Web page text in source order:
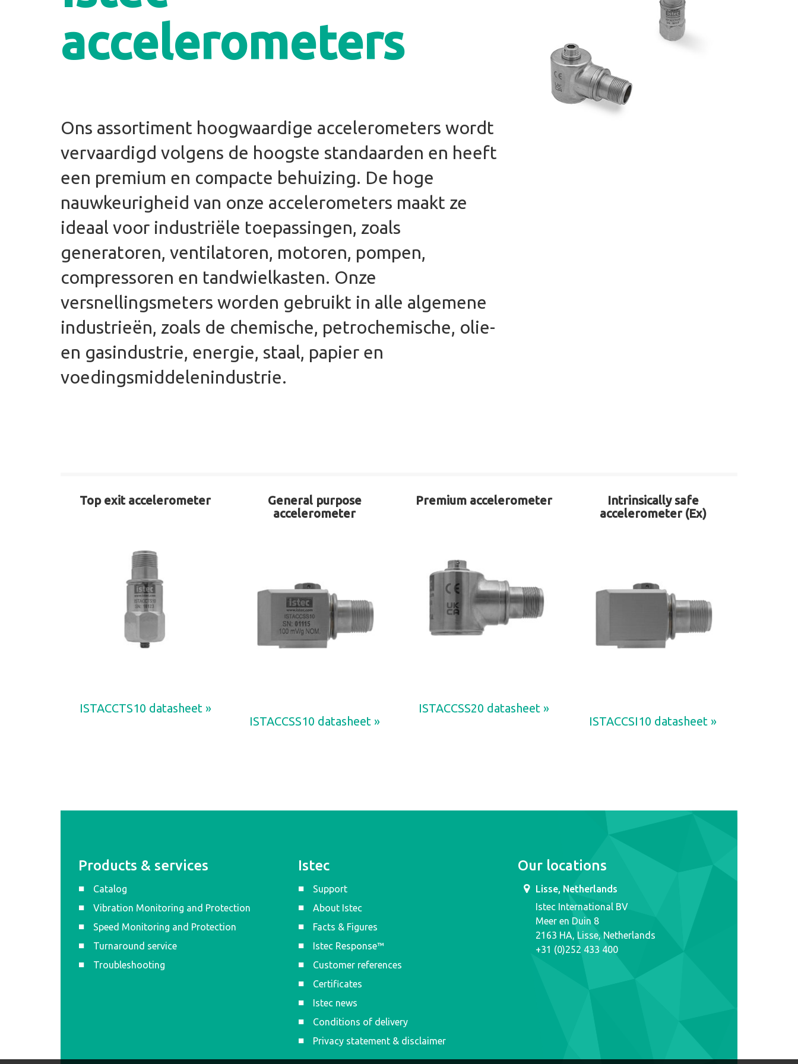
accelerometers
Ons assortiment hoogwaardige accelerometers wordt
vervaardigd volgens de hoogste standaarden en heeft
een premium en compacte behuizing. De hoge
nauwkeurigheid van onze accelerometers maakt ze
ideaal voor industriële toepassingen, zoals
generatoren, ventilatoren, motoren, pompen,
compressoren en tandwielkasten. Onze
versnellingsmeters worden gebruikt in alle algemene
industrieën, zoals de chemische, petrochemische, olie-
en gasindustrie, energie, staal, papier en
voedingsmiddelenindustrie.
Top exit accelerometer
ISTACCTS10 datasheet »
General purpose
accelerometer
ISTACCSS10 datasheet »
Premium accelerometer
ISTACCSS20 datasheet »
Intrinsically safe
accelerometer (Ex)
ISTACCSI10 datasheet »
Products & services
Catalog
Vibration Monitoring and Protection
Speed Monitoring and Protection
Turnaround service
Troubleshooting
Istec
Support
About Istec
Facts & Figures
Istec Response™
Customer references
Certificates
Istec news
Conditions of delivery
Privacy statement & disclaimer
Our locations
Lisse, Netherlands
Istec International BV
Meer en Duin 8
2163 HA, Lisse, Netherlands
+31 (0)252 433 400